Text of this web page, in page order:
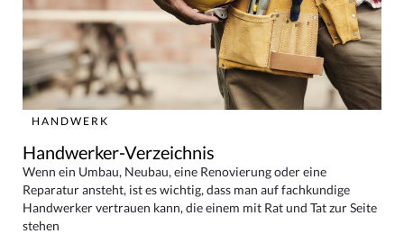
HANDWERK
Handwerker-Verzeichnis
Wenn ein Umbau, Neubau, eine Renovierung oder eine
Reparatur ansteht, ist es wichtig, dass man auf fachkundige
Handwerker vertrauen kann, die einem mit Rat und Tat zur Seite
stehen